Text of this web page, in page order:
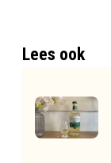
Lees ook